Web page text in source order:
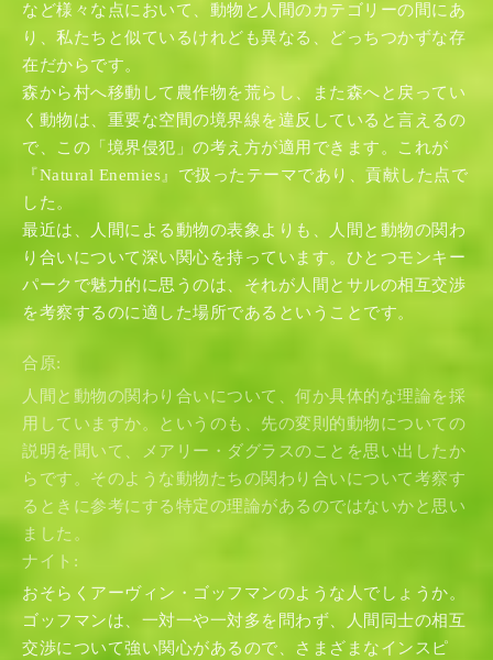
など様々な点において、動物と人間のカテゴリーの間にあ
り、私たちと似ているけれども異なる、どっちつかずな存
在だからです。
森から村へ移動して農作物を荒らし、また森へと戻ってい
く動物は、重要な空間の境界線を違反していると言えるの
で、この「境界侵犯」の考え方が適用できます。これが
『Natural Enemies』で扱ったテーマであり、貢献した点で
した。
最近は、人間による動物の表象よりも、人間と動物の関わ
り合いについて深い関心を持っています。ひとつモンキー
パークで魅力的に思うのは、それが人間とサルの相互交渉
を考察するのに適した場所であるということです。
合原:
人間と動物の関わり合いについて、何か具体的な理論を採
用していますか。というのも、先の変則的動物についての
説明を聞いて、メアリー・ダグラスのことを思い出したか
らです。そのような動物たちの関わり合いについて考察す
るときに参考にする特定の理論があるのではないかと思い
ました。
ナイト:
おそらくアーヴィン・ゴッフマンのような人でしょうか。
ゴッフマンは、一対一や一対多を問わず、人間同士の相互
交渉について強い関心があるので、さまざまなインスピ